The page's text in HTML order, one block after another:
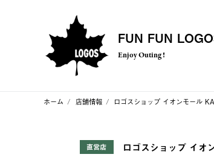
FUN FUN
Enjoy Outing !
ホーム 店舗情報 ロゴスショップ イオンモール
直営店 ロゴスショップ イオ